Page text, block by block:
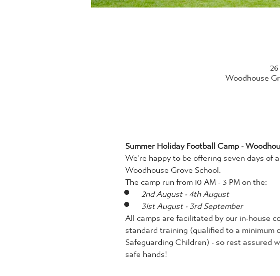
Woodhouse
Summer Holiday Football Camp -
We're happy to be offering seven days of
Woodhouse Grove School.
The camp run from 10 AM - 3 PM on the:
2nd August - 4th August
31st August - 3rd September
All camps are facilitated by our in-house
standard training (qualified to a minimum
Safeguarding Children) - so rest
safe hands!